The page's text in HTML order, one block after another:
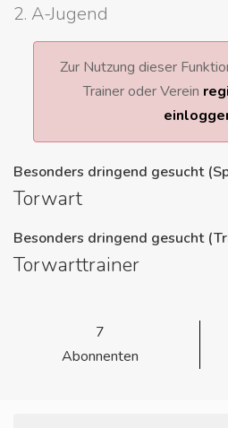
2. A-Jugend
Zur Nutzung dieser
Trainer oder Verein
Besonders dringend gesucht
Torwart
Besonders dringend gesucht
Torwarttrainer
7
Abonnenten